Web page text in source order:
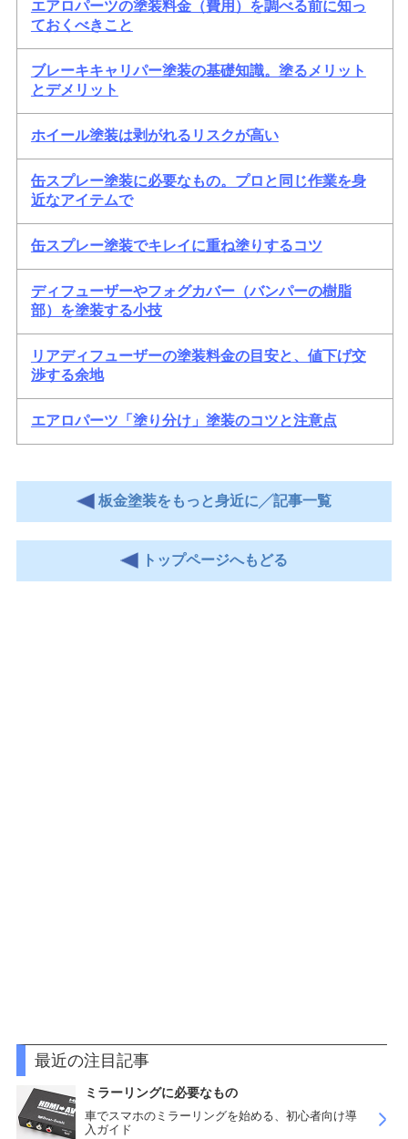
エアロパーツの塗装料金（費用）を調べる前に知っ
ておくべきこと
ブレーキキャリパー塗装の基礎知識。塗るメリット
とデメリット
ホイール塗装は剥がれるリスクが高い
缶スプレー塗装に必要なもの。プロと同じ作業を身
近なアイテムで
缶スプレー塗装でキレイに重ね塗りするコツ
ディフューザーやフォグカバー（バンパーの樹脂
部）を塗装する小技
リアディフューザーの塗装料金の目安と、値下げ交
渉する余地
エアロパーツ「塗り分け」塗装のコツと注意点
板金塗装をもっと身近に╱記事一覧
トップページへもどる
最近の注目記事
ミラーリングに必要なもの
車でスマホのミラーリングを始める、初心者向け導
入ガイド